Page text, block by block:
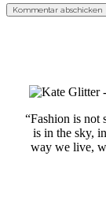
“Fashion is not
is in the sky,
way we live,